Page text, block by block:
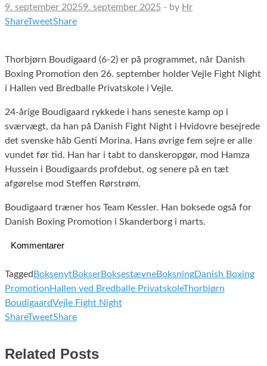
9. september 20259. september 2025 - by Hr
ShareTweetShare
Thorbjørn Boudigaard (6-2) er på programmet, når Danish
Boxing Promotion den 26. september holder Vejle Fight Night
i Hallen ved Bredballe Privatskole i Vejle.
24-årige Boudigaard rykkede i hans seneste kamp op i
sværvægt, da han på Danish Fight Night i Hvidovre besejrede
det svenske håb Genti Morina. Hans øvrige fem sejre er alle
vundet før tid. Han har i tabt to danskeropgør, mod Hamza
Hussein i Boudigaards profdebut, og senere på en tæt
afgørelse mod Steffen Rørstrøm.
Boudigaard træner hos Team Kessler. Han boksede også for
Danish Boxing Promotion i Skanderborg i marts.
Kommentarer
Tagged BoksenytBokserBoksestævneBoksningDanish Boxing
Promotion Hallen ved Bredballe PrivatskoleThorbjørn
BoudigaardVejle Fight Night
ShareTweetShare
Related Posts